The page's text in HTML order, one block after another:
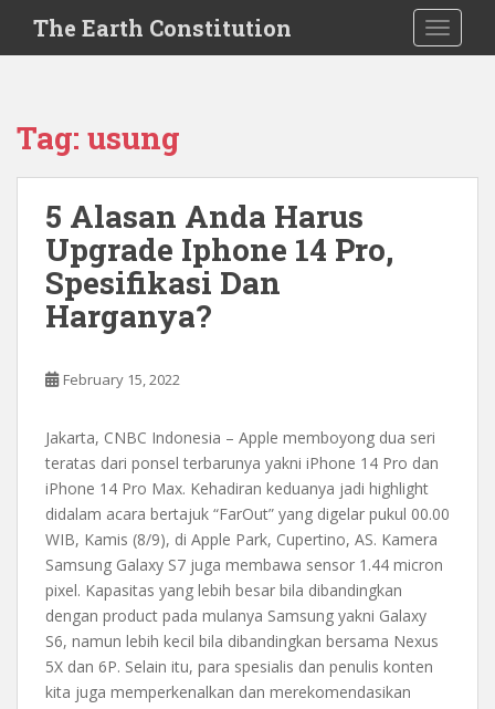
i
The Earth Constitution
Tag: usung
5 Alasan Anda Harus
Upgrade Iphone 14 Pro,
Spesifikasi Dan
Harganya?
February 15, 2022
Jakarta, CNBC Indonesia – Apple memboyong dua seri
teratas dari ponsel terbarunya yakni iPhone 14 Pro dan
iPhone 14 Pro Max. Kehadiran keduanya jadi highlight
didalam acara bertajuk “FarOut” yang digelar pukul 00.00
WIB, Kamis (8/9), di Apple Park, Cupertino, AS. Kamera
Samsung Galaxy S7 juga membawa sensor 1.44 micron
pixel. Kapasitas yang lebih besar bila dibandingkan
dengan product pada mulanya Samsung yakni Galaxy
S6, namun lebih kecil bila dibandingkan bersama Nexus
5X dan 6P. Selain itu, para spesialis dan penulis konten
kita juga memperkenalkan dan merekomendasikan